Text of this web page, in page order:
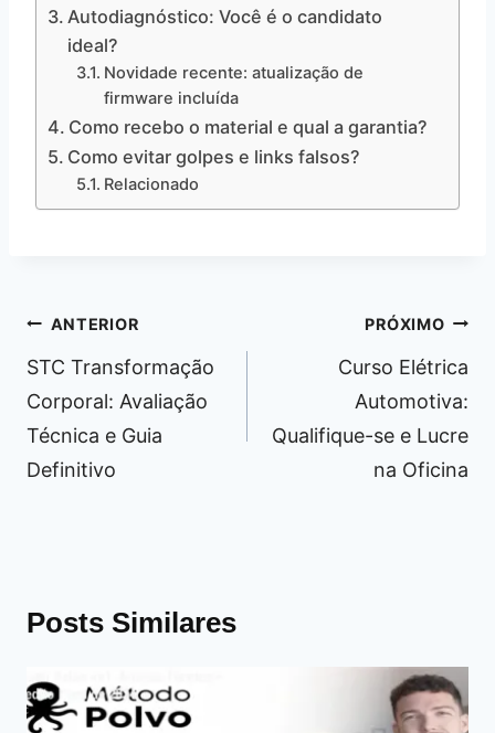
Autodiagnóstico: Você é o candidato
ideal?
Novidade recente: atualização de
firmware incluída
Como recebo o material e qual a garantia?
Como evitar golpes e links falsos?
Relacionado
Navegação
de
Post
ANTERIOR
STC Transformação
Corporal: Avaliação
Técnica e Guia
Definitivo
PRÓXIMO
Curso Elétrica
Automotiva:
Qualifique-se e Lucre
na Oficina
Posts Similares